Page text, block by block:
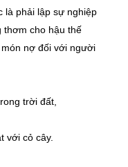
là phải lập sự nghiệp
thơm cho hậu thế
nợ đối với người
trời đất,
với cỏ cây.